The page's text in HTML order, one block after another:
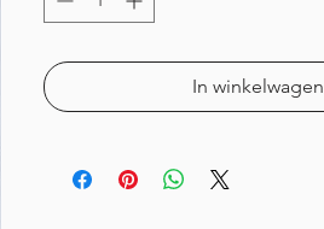
In winkelwagen